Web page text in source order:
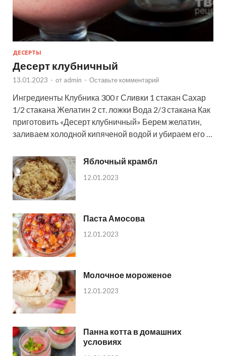
ДЕСЕРТЫ
Десерт клубничный
13.01.2023 - от admin - Оставьте комментарий
Ингредиенты Клубника 300 г Сливки 1 стакан Сахар
1/2 стакана Желатин 2 ст. ложки Вода 2/3 стакана Как
приготовить «Десерт клубничный» Берем желатин,
заливаем холодной кипяченой водой и убираем его …
Яблочный крамбл
12.01.2023
Паста Амосова
12.01.2023
Молочное мороженое
12.01.2023
Панна котта в домашних
условиях